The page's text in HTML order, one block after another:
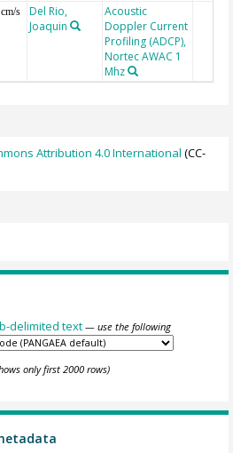
cm/s
Del Rio,
Joaquin
Acoustic
Doppler Current
Profiling (ADCP),
Nortec AWAC 1
Mhz
Attribution 4.0 International (CC-
delimited text — use the following
only first 2000 rows)